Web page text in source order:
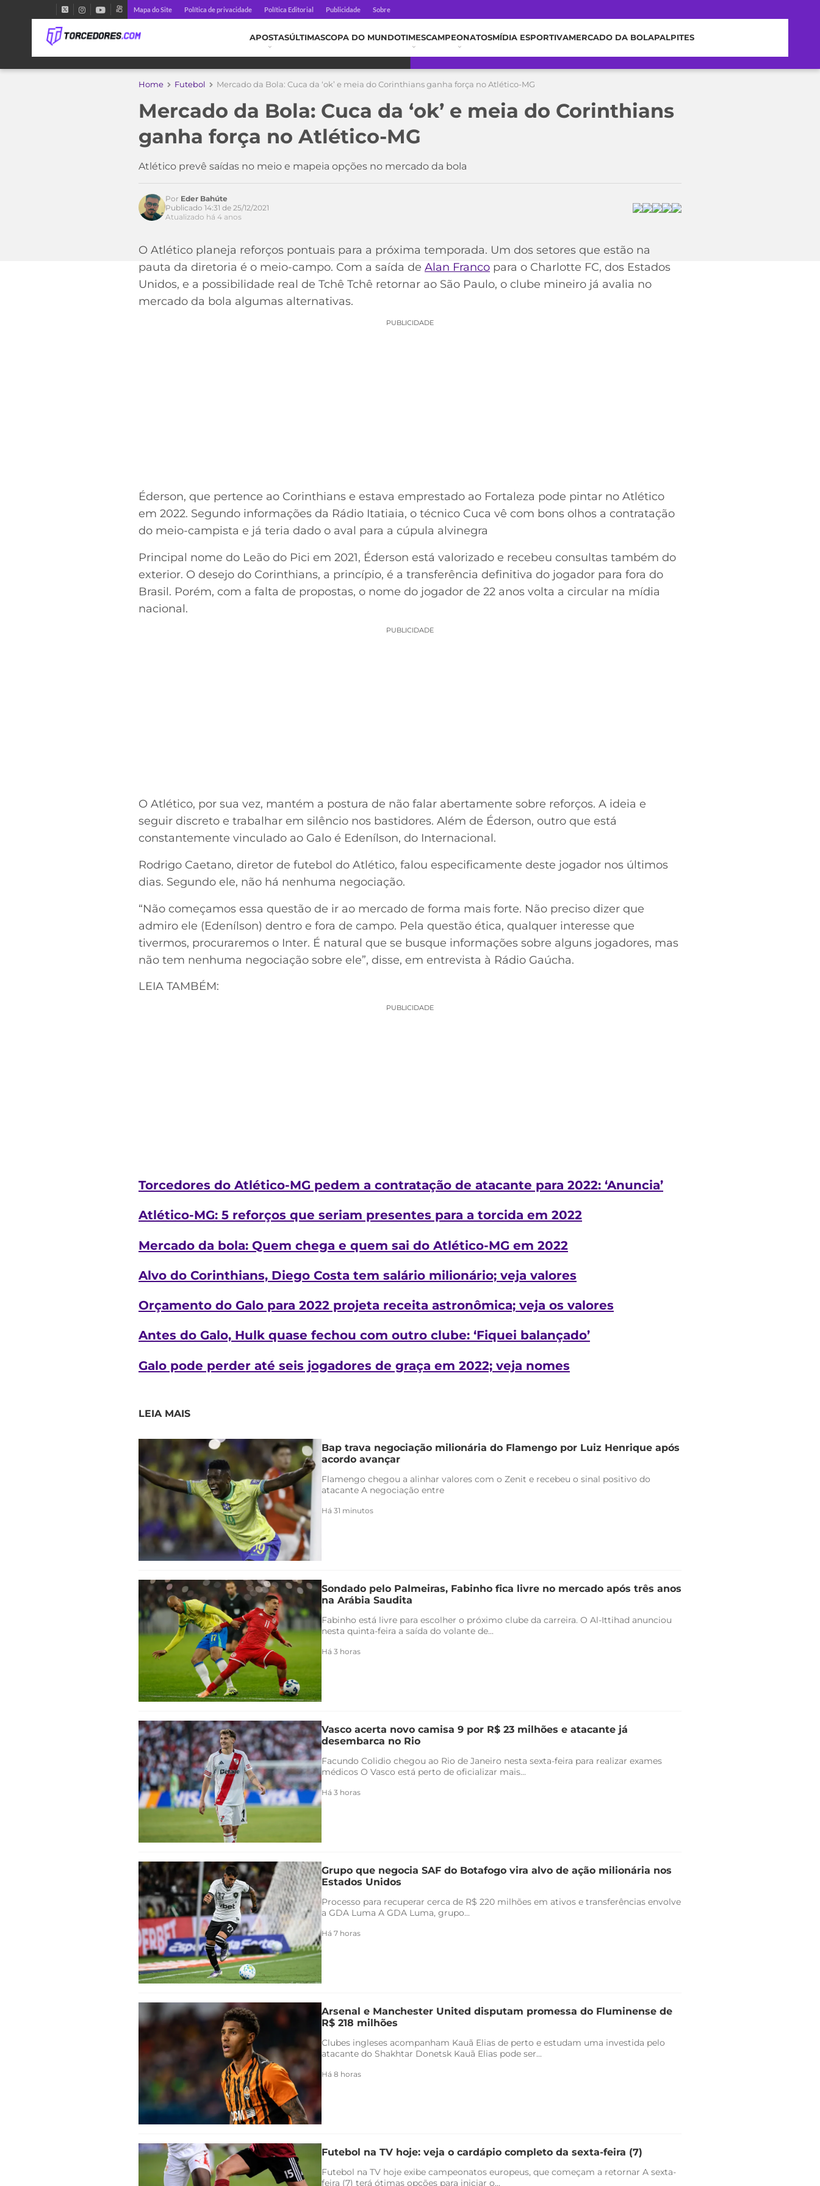
Mapa do Site Política de privacidade Política Editorial Publicidade Sobre
APOSTASÚLTIMASCOPA DO MUNDOTIMESCAMPEONATOSMÍDIA ESPORTIVAMERCADO DA BOLAPALPITES
Home Futebol Mercado da Bola: Cuca da ‘ok’ e meia do Corinthians ganha força no Atlético-MG
Mercado da Bola: Cuca da ‘ok’ e meia do Corinthians
ganha força no Atlético-MG
Atlético prevê saídas no meio e mapeia opções no mercado da bola
Acesse o perfil do autor
Por Eder Bahúte
Publicado 14:31 de 25/12/2021
Atualizado há 4 anos
O Atlético planeja reforços pontuais para a próxima temporada. Um dos setores que estão na
pauta da diretoria é o meio-campo. Com a saída de Alan Franco para o Charlotte FC, dos Estados
Unidos, e a possibilidade real de Tchê Tchê retornar ao São Paulo, o clube mineiro já avalia no
mercado da bola algumas alternativas.
PUBLICIDADE
Éderson, que pertence ao Corinthians e estava emprestado ao Fortaleza pode pintar no Atlético
em 2022. Segundo informações da Rádio Itatiaia, o técnico Cuca vê com bons olhos a contratação
do meio-campista e já teria dado o aval para a cúpula alvinegra
Principal nome do Leão do Pici em 2021, Éderson está valorizado e recebeu consultas também do
exterior. O desejo do Corinthians, a princípio, é a transferência definitiva do jogador para fora do
Brasil. Porém, com a falta de propostas, o nome do jogador de 22 anos volta a circular na mídia
nacional.
PUBLICIDADE
O Atlético, por sua vez, mantém a postura de não falar abertamente sobre reforços. A ideia e
seguir discreto e trabalhar em silêncio nos bastidores. Além de Éderson, outro que está
constantemente vinculado ao Galo é Edenílson, do Internacional.
Rodrigo Caetano, diretor de futebol do Atlético, falou especificamente deste jogador nos últimos
dias. Segundo ele, não há nenhuma negociação.
“Não começamos essa questão de ir ao mercado de forma mais forte. Não preciso dizer que
admiro ele (Edenílson) dentro e fora de campo. Pela questão ética, qualquer interesse que
tivermos, procuraremos o Inter. É natural que se busque informações sobre alguns jogadores, mas
não tem nenhuma negociação sobre ele”, disse, em entrevista à Rádio Gaúcha.
LEIA TAMBÉM:
PUBLICIDADE
Torcedores do Atlético-MG pedem a contratação de atacante para 2022: ‘Anuncia’
Atlético-MG: 5 reforços que seriam presentes para a torcida em 2022
Mercado da bola: Quem chega e quem sai do Atlético-MG em 2022
Alvo do Corinthians, Diego Costa tem salário milionário; veja valores
Orçamento do Galo para 2022 projeta receita astronômica; veja os valores
Antes do Galo, Hulk quase fechou com outro clube: ‘Fiquei balançado’
Galo pode perder até seis jogadores de graça em 2022; veja nomes
LEIA MAIS
Bap trava negociação milionária do Flamengo por Luiz Henrique após
acordo avançar
Flamengo chegou a alinhar valores com o Zenit e recebeu o sinal positivo do
atacante A negociação entre
Há 31 minutos
Sondado pelo Palmeiras, Fabinho fica livre no mercado após três anos
na Arábia Saudita
Fabinho está livre para escolher o próximo clube da carreira. O Al-Ittihad anunciou
nesta quinta-feira a saída do volante de...
Há 3 horas
Vasco acerta novo camisa 9 por R$ 23 milhões e atacante já
desembarca no Rio
Facundo Colidio chegou ao Rio de Janeiro nesta sexta-feira para realizar exames
médicos O Vasco está perto de oficializar mais...
Há 3 horas
Grupo que negocia SAF do Botafogo vira alvo de ação milionária nos
Estados Unidos
Processo para recuperar cerca de R$ 220 milhões em ativos e transferências envolve
a GDA Luma A GDA Luma, grupo...
Há 7 horas
Arsenal e Manchester United disputam promessa do Fluminense de
R$ 218 milhões
Clubes ingleses acompanham Kauã Elias de perto e estudam uma investida pelo
atacante do Shakhtar Donetsk Kauã Elias pode ser...
Há 8 horas
Futebol na TV hoje: veja o cardápio completo da sexta-feira (7)
Futebol na TV hoje exibe campeonatos europeus, que começam a retornar A sexta-
feira (7) terá ótimas opções para iniciar o...